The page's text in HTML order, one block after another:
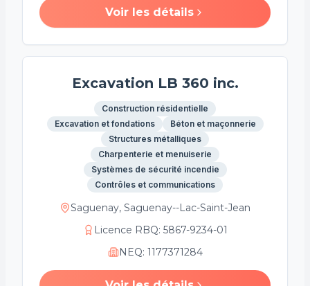
Voir les détails
Excavation LB 360 inc.
Construction résidentielle
Excavation et fondations
Béton et maçonnerie
Structures métalliques
Charpenterie et menuiserie
Systèmes de sécurité incendie
Contrôles et communications
Saguenay, Saguenay--Lac-Saint-Jean
Licence RBQ: 5867-9234-01
NEQ: 1177371284